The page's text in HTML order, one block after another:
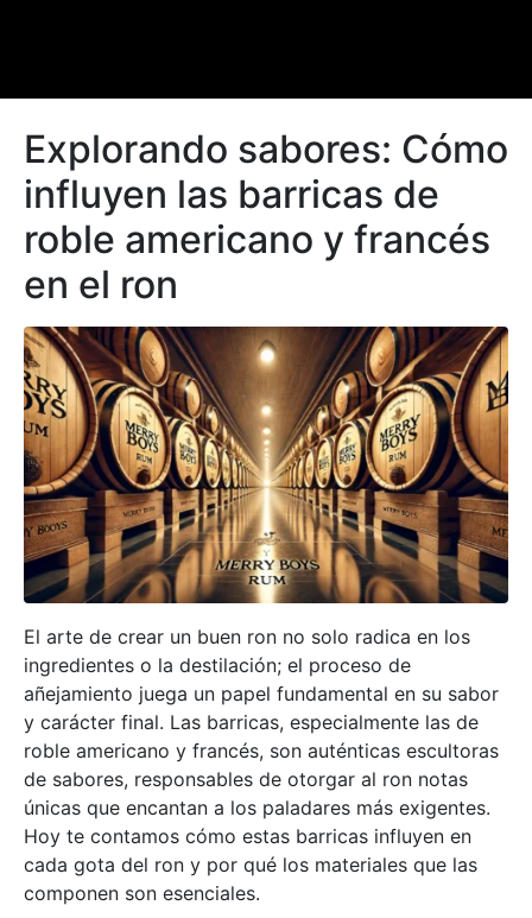
Explorando sabores: Cómo
influyen las barricas de
roble americano y francés
en el ron
El arte de crear un buen ron no solo radica en los
ingredientes o la destilación; el proceso de
añejamiento juega un papel fundamental en su sabor
y carácter final. Las barricas, especialmente las de
roble americano y francés, son auténticas escultoras
de sabores, responsables de otorgar al ron notas
únicas que encantan a los paladares más exigentes.
Hoy te contamos cómo estas barricas influyen en
cada gota del ron y por qué los materiales que las
componen son esenciales.